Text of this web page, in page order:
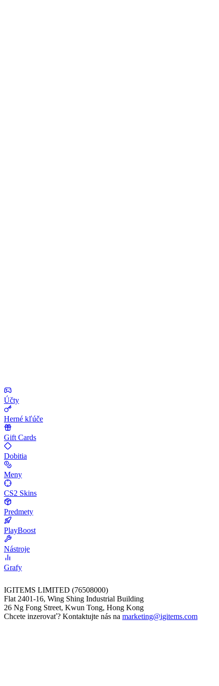
Účty
Herné kľúče
Gift Cards
Dobitia
Meny
CS2 Skins
Predmety
PlayBoost
Nástroje
Grafy
IGITEMS LIMITED (76508000)
Flat 2401-16, Wing Shing Industrial Building
26 Ng Fong Street, Kwun Tong, Hong Kong
Chcete inzerovať? Kontaktujte nás na marketing@igitems.com